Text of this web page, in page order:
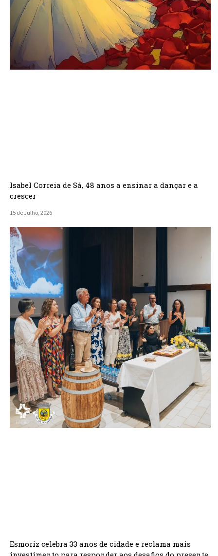
Isabel Correia de Sá, 48 anos a ensinar a dançar e a
crescer
15 de Julho, 2026
Esmoriz celebra 33 anos de cidade e reclama mais